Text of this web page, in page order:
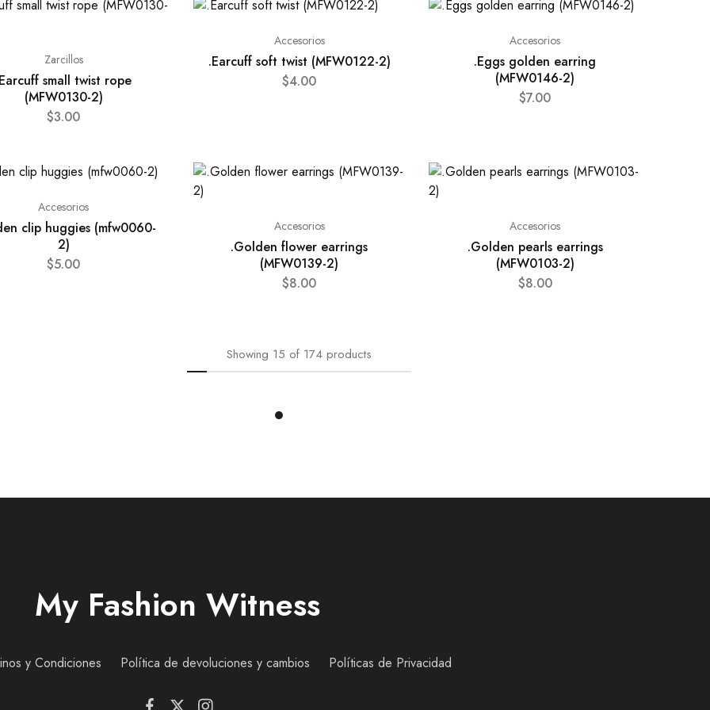
Zarcillos
small twist rope
(MFW0130-2)
$3.00
Accesorios
.Earcuff soft twist (MFW0122-2)
$4.00
Accesorios
.Eggs golden earring
(MFW0146-2)
$7.00
Accesorios
clip huggies (mfw0060-
2)
$5.00
Accesorios
.Golden flower earrings
(MFW0139-2)
$8.00
Accesorios
.Golden pearls earrings
(MFW0103-2)
$8.00
Showing 15of 174products
Load More
My Fashion Witness
y Condiciones Política de devoluciones y cambios Políticas de Privacidad